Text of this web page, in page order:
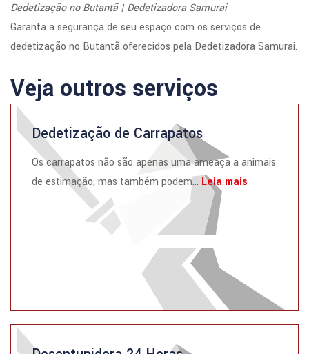
Dedetização no Butantã | Dedetizadora Samurai
Garanta a segurança de seu espaço com os serviços de
dedetização no Butantã oferecidos pela Dedetizadora Samurai.
Veja outros serviços
Dedetização de Carrapatos
Os carrapatos não são apenas uma ameaça a animais
de estimação, mas também podem... Leia mais